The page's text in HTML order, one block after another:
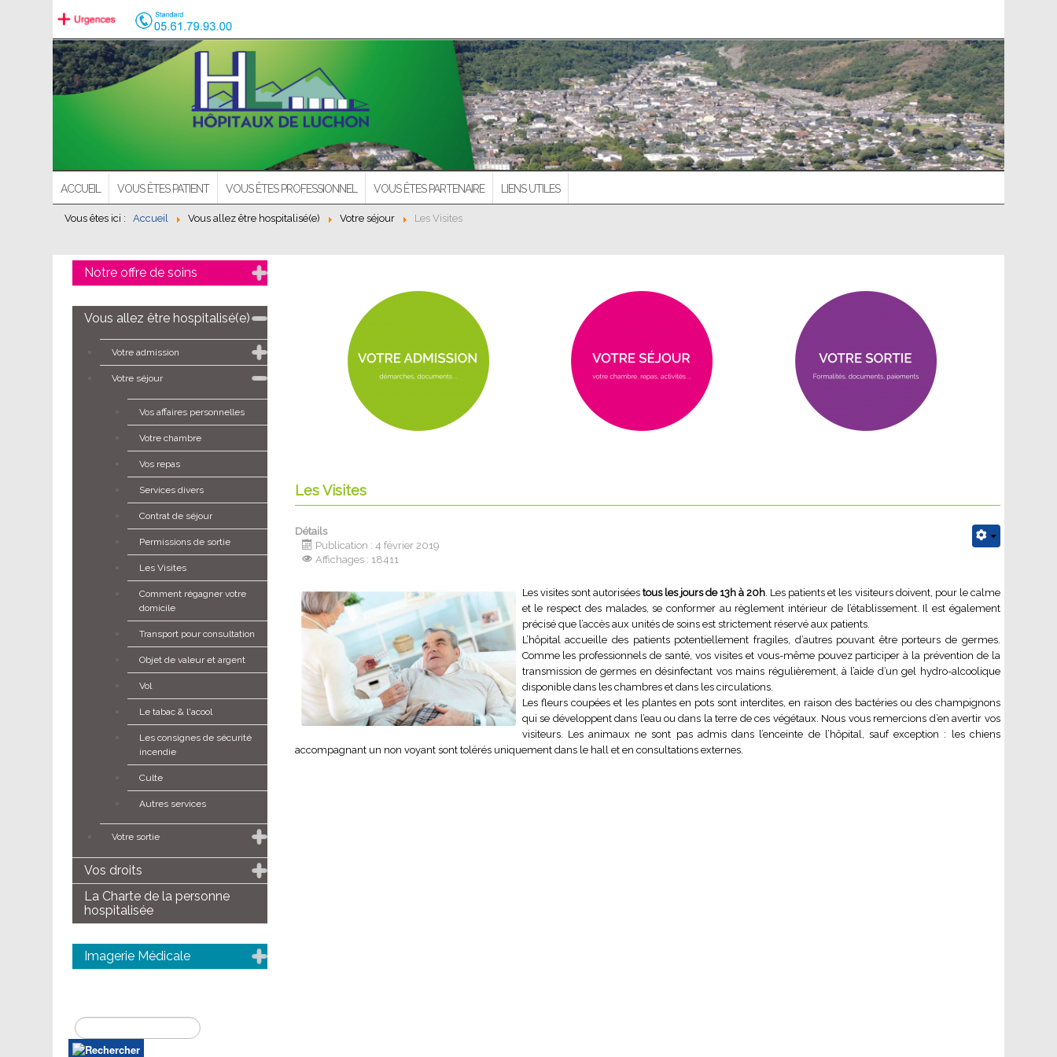
ACCUEIL VOUS ÊTES PATIENT VOUS ÊTES PROFESSIONNEL VOUS ÊTES PARTENAIRE LIENS UTILES
Vous êtes ici : Accueil Vous allez être hospitalisé(e) Votre séjour Les Visites
Notre offre de soins
Vous allez être hospitalisé(e)
Votre admission
Votre séjour
Vos affaires personnelles
Votre chambre
Vos repas
Services divers
Contrat de séjour
Permissions de sortie
Les Visites
Comment régagner votre
domicile
Transport pour consultation
Objet de valeur et argent
Vol
Le tabac & l'acool
Les consignes de sécurité
incendie
Culte
Autres services
Votre sortie
Vos droits
La Charte de la personne
hospitalisée
Imagerie Médicale
Les Visites
Détails
Publication : 4 février 2019
Affichages : 18411
Les visites sont autorisées tous les jours de 13h à 20h. Les patients et les visiteurs doivent, pour le calme
et le respect des malades, se conformer au règlement intérieur de l’établissement. Il est également
précisé que l’accès aux unités de soins est strictement réservé aux patients.
L’hôpital accueille des patients potentiellement fragiles, d’autres pouvant être porteurs de germes.
Comme les professionnels de santé, vos visites et vous-même pouvez participer à la prévention de la
transmission de germes en désinfectant vos mains régulièrement, à l’aide d’un gel hydro-alcoolique
disponible dans les chambres et dans les circulations.
Les fleurs coupées et les plantes en pots sont interdites, en raison des bactéries ou des champignons
qui se développent dans l’eau ou dans la terre de ces végétaux. Nous vous remercions d’en avertir vos
visiteurs. Les animaux ne sont pas admis dans l’enceinte de l’hôpital, sauf exception : les chiens
accompagnant un non voyant sont tolérés uniquement dans le hall et en consultations externes.